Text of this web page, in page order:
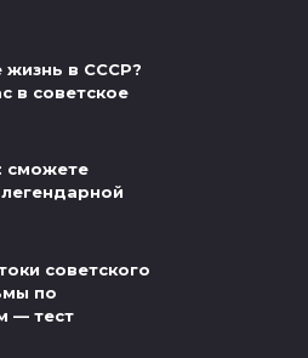
в СССР?
в советское
сможете
советского
по
— тест